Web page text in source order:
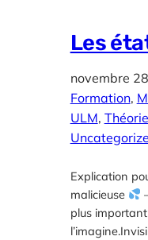
Les
novembre
Formation,
ULM, Théorie
Explication
malicieuse
plus